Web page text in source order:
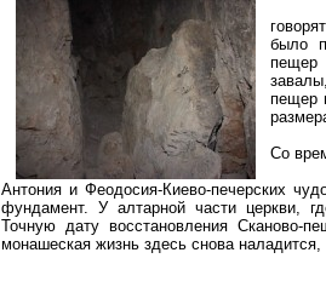
было
пещер
пещер
Со
Антония иФеодосия-Киево-печерских
фундамент. У алтарной части церкви,
Точную дату восстановленияСканово-
монашеская жизнь здесь снова